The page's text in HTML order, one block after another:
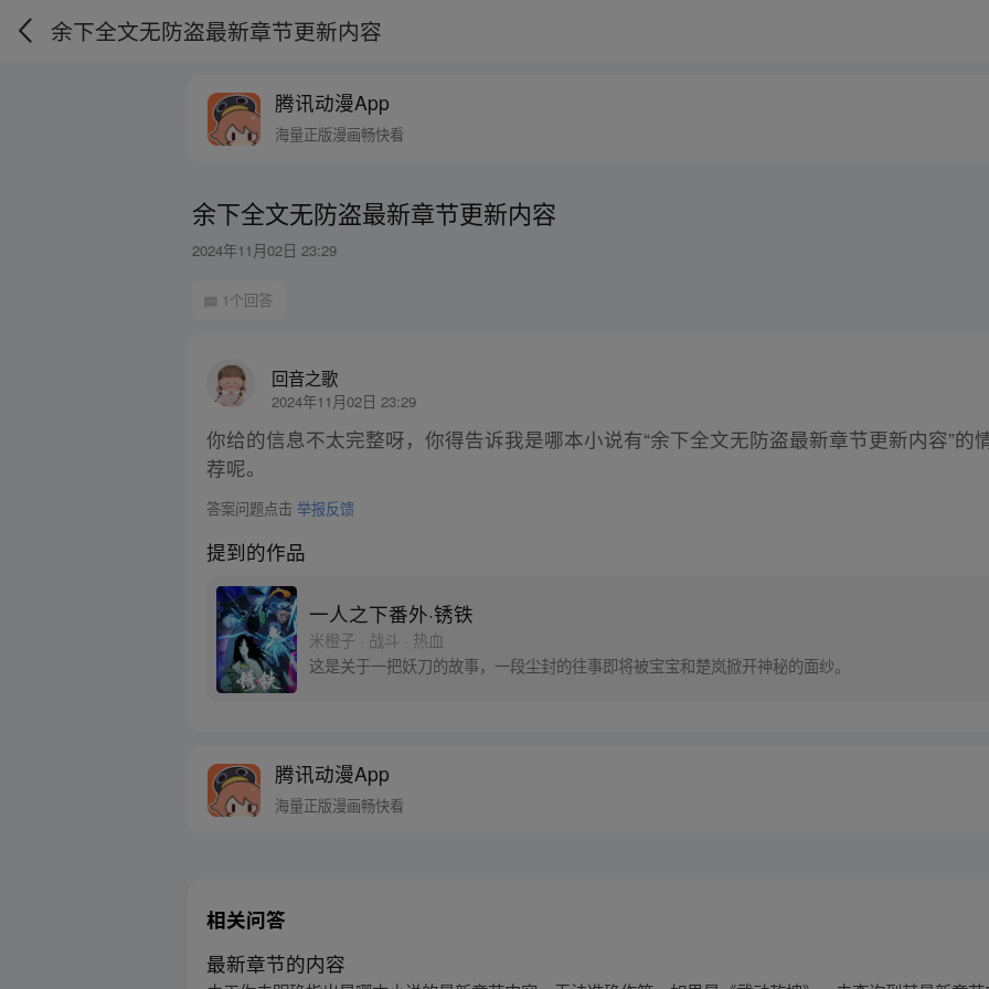
余下全文无防盗最新章节更新内容
腾讯动漫App
海量正版漫画畅快看
余下全文无防盗最新章节更新内容
2024年11月02日 23:29
1个回答
回音之歌
2024年11月02日 23:29
你给的信息不太完整呀，你得告诉我是哪本小说有“余下全文无防盗最新章节更新内容”
荐呢。
答案问题点击举报反馈
提到的作品
一人之下番外·锈铁
米橙子 · 战斗 · 热血
这是关于一把妖刀的故事，一段尘封的往事即将被宝宝和楚岚掀开神秘的面纱。
腾讯动漫App
海量正版漫画畅快看
相关问答
最新章节的内容